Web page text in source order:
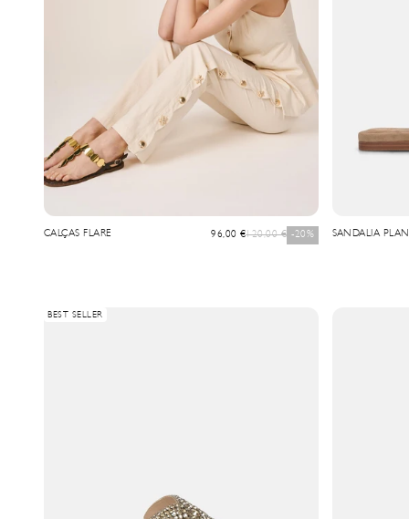
CALÇAS FLARE Precio de oferta
96,00 €Precio normal
120,00 € -20% SANDALIA
BEST SELLER